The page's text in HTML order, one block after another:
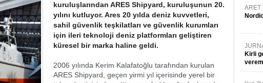
kuruluşlarından ARES Shipyard, kuruluşunun 20.
yılını kutluyor. Ares 20 yılda deniz kuvvetleri,
sahil güvenlik teşkilatları ve güvenlik kurumları
için ileri teknoloji deniz platformları geliştiren
küresel bir marka haline geldi.
2006 yılında Kerim Kalafatoğlu tarafından kurulan
ARES Shipyard, geçen yirmi yıl içerisinde yerel bir
ARET
Kirli